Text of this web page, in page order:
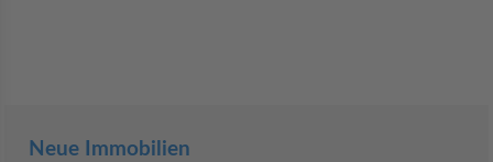
Neue Immobilien